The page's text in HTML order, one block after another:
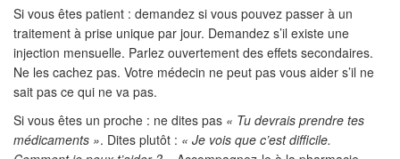
Si vous êtes patient : demandez si vous pouvez passer à un
traitement à prise unique par jour. Demandez s’il existe une
injection mensuelle. Parlez ouvertement des effets secondaires.
Ne les cachez pas. Votre médecin ne peut pas vous aider s’il ne
sait pas ce qui ne va pas.
Si vous êtes un proche : ne dites pas « Tu devrais prendre tes
médicaments ». Dites plutôt : « Je vois que c’est difficile.